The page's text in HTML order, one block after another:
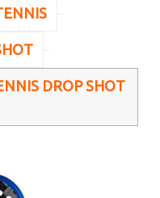
DROP SHOT